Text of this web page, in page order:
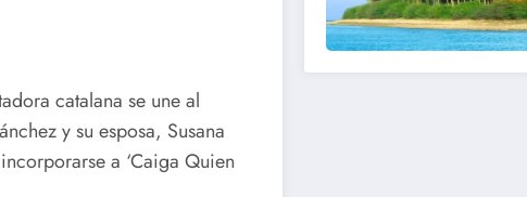
catalana se une al
y su esposa, Susana
a ‘Caiga Quien